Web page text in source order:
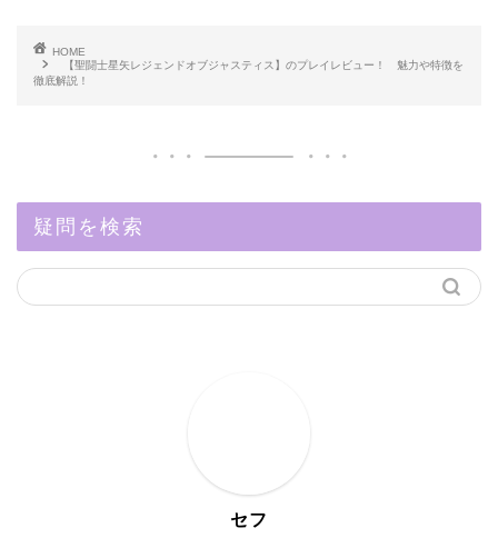
HOME
【聖闘士星矢レジェンドオブジャスティス】のプレイレビュー！ 魅力や特徴を
徹底解説！
疑問を検索
セフ